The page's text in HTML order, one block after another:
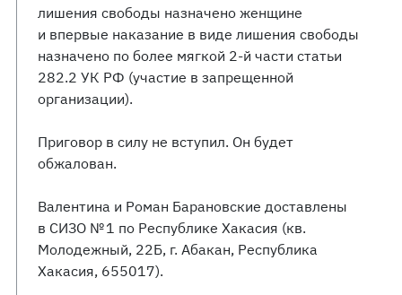
лишения свободы назначено женщине
и впервые наказание в виде лишения свободы
назначено по более мягкой 2-й части статьи
282.2 УК РФ (участие в запрещенной
организации).
Приговор в силу не вступил. Он будет
обжалован.
Валентина и Роман Барановские доставлены
в СИЗО № 1 по Республике Хакасия (кв.
Молодежный, 22Б, г. Абакан, Республика
Хакасия, 655017).